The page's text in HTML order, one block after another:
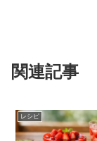
関連記事
レシピ